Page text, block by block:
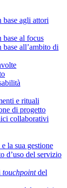
agli attori
al focus
all’ambito di
e rituali
di progetto
collaborativi
la sua gestione
d’uso del servizio
touchpointdel